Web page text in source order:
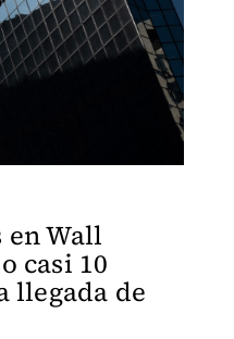
en Wall
casi 10
llegada de